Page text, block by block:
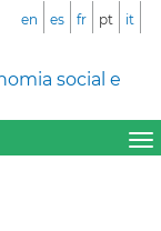
social e
en es fr pt it